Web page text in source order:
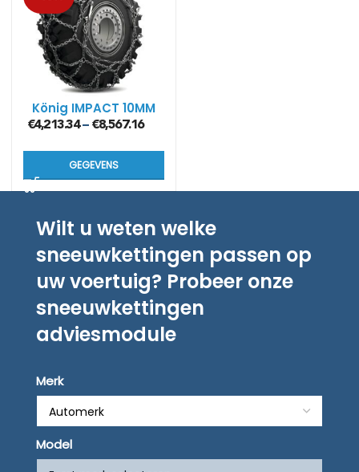
König IMPACT 10MM
€4,213.34– €8,567.16
GEGEVENS
Wilt u weten welke
sneeuwkettingen passen op
uw voertuig? Probeer onze
sneeuwkettingen
adviesmodule
Merk
Model